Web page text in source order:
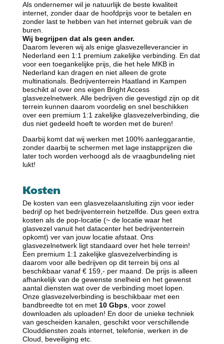
Als ondernemer wil je natuurlijk de beste kwaliteit
internet, zonder daar de hoofdprijs voor te betalen en
zonder last te hebben van het internet gebruik van de
buren.
Wij begrijpen dat als geen ander.
Daarom leveren wij als enige glasvezelleverancier in
Nederland een 1:1 premium zakelijke verbinding. En dat
voor een toegankelijkeprijs, die het hele MKB in
Nederland kan dragen en niet alleen de grote
multinationals. Bedrijventerrein Haatland in Kampen
beschikt al over ons eigen Bright Access
glasvezelnetwerk. Alle bedrijven die gevestigd zijn op dit
terrein kunnen daarom voordelig en snel beschikken
over een premium 1:1 zakelijke glasvezelverbinding, die
dus niet gedeeld hoeft te worden met de buren!
Daarbij komt dat wij werken met 100% aanleggarantie,
zonder daarbij te schermen met lage instapprijzen die
later toch worden verhoogd als de vraagbundeling niet
lukt!
Kosten
De kosten van een glasvezelaansluiting zijn voor ieder
bedrijf op het bedrijventerrein hetzelfde. Dus geen extra
kosten als de pop-locatie (~ de locatie waar het
glasvezel vanuit het datacenter het bedrijventerrein
opkomt) ver van jouw locatie afstaat. Ons
glasvezelnetwerk ligt standaard over het hele terrein!
Een premium 1:1 zakelijke glasvezelverbinding is
daarom voor alle bedrijven op dit terrein bij ons al
beschikbaar vanaf € 159,- per maand. De prijs is alleen
afhankelijk van de gewenste snelheid en het gewenst
aantal diensten wat over de verbinding moet lopen.
Onze glasvezelverbinding is beschikbaar met een
bandbreedte tot en met 10 Gbps, voor zowel
downloaden als uploaden! En door de unieke techniek
van gescheiden kanalen, geschikt voor verschillende
Clouddiensten zoals internet, telefonie, werken in de
Cloud, beveiliging etc.